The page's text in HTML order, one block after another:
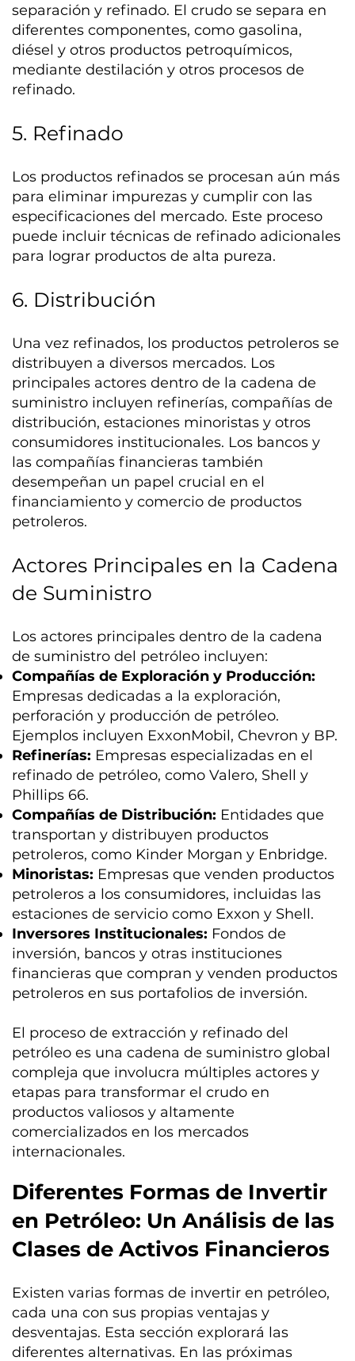
separación y refinado. El crudo se separa en
diferentes componentes, como gasolina,
diésel y otros productos petroquímicos,
mediante destilación y otros procesos de
refinado.
5. Refinado
Los productos refinados se procesan aún más
para eliminar impurezas y cumplir con las
especificaciones del mercado. Este proceso
puede incluir técnicas de refinado adicionales
para lograr productos de alta pureza.
6. Distribución
Una vez refinados, los productos petroleros se
distribuyen a diversos mercados. Los
principales actores dentro de la cadena de
suministro incluyen refinerías, compañías de
distribución, estaciones minoristas y otros
consumidores institucionales. Los bancos y
las compañías financieras también
desempeñan un papel crucial en el
financiamiento y comercio de productos
petroleros.
Actores Principales en la Cadena
de Suministro
Los actores principales dentro de la cadena
de suministro del petróleo incluyen:
Compañías de Exploración y Producción:
Empresas dedicadas a la exploración,
perforación y producción de petróleo.
Ejemplos incluyen ExxonMobil, Chevron y BP.
Refinerías: Empresas especializadas en el
refinado de petróleo, como Valero, Shell y
Phillips 66.
Compañías de Distribución: Entidades que
transportan y distribuyen productos
petroleros, como Kinder Morgan y Enbridge.
Minoristas: Empresas que venden productos
petroleros a los consumidores, incluidas las
estaciones de servicio como Exxon y Shell.
Inversores Institucionales: Fondos de
inversión, bancos y otras instituciones
financieras que compran y venden productos
petroleros en sus portafolios de inversión.
El proceso de extracción y refinado del
petróleo es una cadena de suministro global
compleja que involucra múltiples actores y
etapas para transformar el crudo en
productos valiosos y altamente
comercializados en los mercados
internacionales.
Diferentes Formas de Invertir
en Petróleo: Un Análisis de las
Clases de Activos Financieros
Existen varias formas de invertir en petróleo,
cada una con sus propias ventajas y
desventajas. Esta sección explorará las
diferentes alternativas. En las próximas